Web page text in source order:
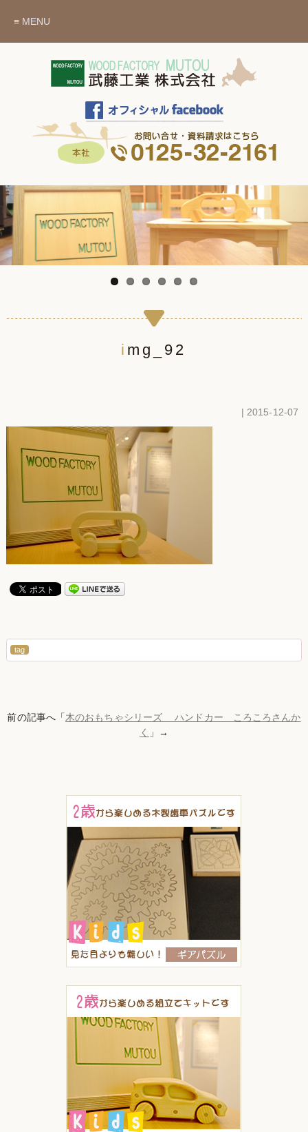
≡ MENU
img_92
| 2015-12-07
tag
前の記事へ「木のおもちゃシリーズ ハンドカー ころころさんか
く
」→